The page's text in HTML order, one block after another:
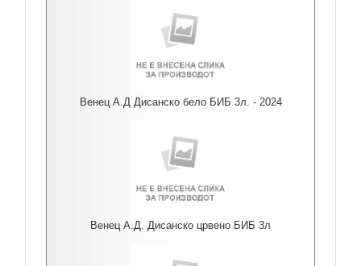
Венец А.Д Дисанско бело БИБ 3л. - 2024
Венец А.Д. Дисанско црвено БИБ 3л